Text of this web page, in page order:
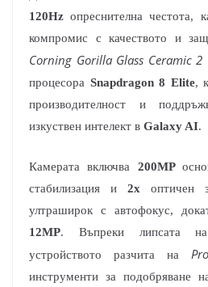
120Hzопреснителна честота,
компромис с качеството и
Corning Gorilla Glass Ceramic 2
процесора Snapdragon 8 Elite,
производителност и
изкуствен интелект в Galaxy AI.
Камерата включва 200MP
стабилизация и 2x оптичен
ултраширок с автофокус,
12MP. Въпреки липсата на
устройството разчита на
инструменти за подобряване